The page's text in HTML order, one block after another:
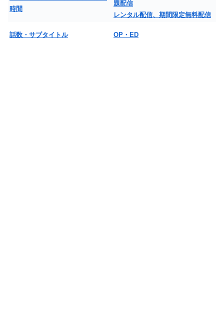
時間
題配信
レンタル配信、期間限定無料配信
話数・サブタイトル OP・ED